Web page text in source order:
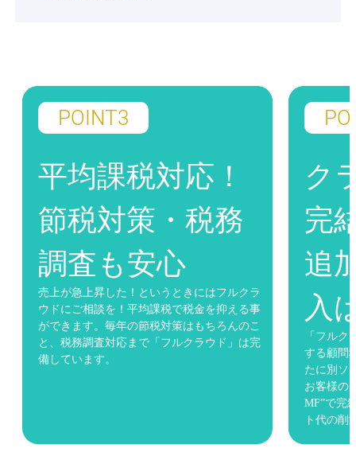
POINT3
平均課税対応！
節税対策・税務
調査も安心
売上が急上昇した！というときにはフルクラ
ウドにご相談を！平均課税で税金を抑える事
ができます。毎年の節税対策はもちろんのこ
と、税務調査対応まで「フルクラウド」は完
備しています。
ク
完
追
入
「フルクラウ
する顧問税理
たに別ソフト
お客様の大半
MF”で完結&
ト代の削減を